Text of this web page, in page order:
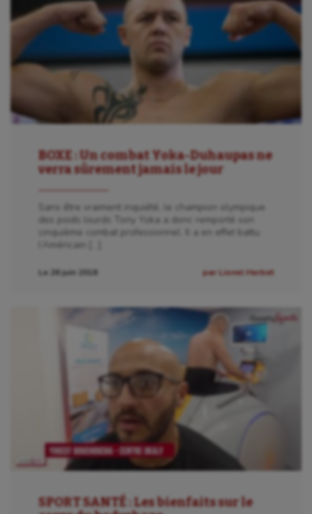
BOXE : Un combat Yoka-Duhaupas ne
verra sûrement jamais le jour
Sans être vraiment inquiété, le champion olympique
des poids lourds Tony Yoka a donc remporté son
cinquième combat professionnel. Il a en effet battu
l’Américain […]
Le 26 juin 2018 par Lionel Herbet
SPORT SANTÉ : Les bienfaits sur le